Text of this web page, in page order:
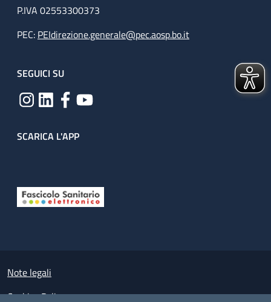
P.IVA 02553300373
PEC: PEIdirezione.generale@pec.aosp.bo.it
SEGUICI SU
SCARICA L'APP
Small prints
Note legali
Cookies Policy